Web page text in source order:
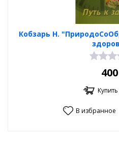
Кобзарь Н.
400
В избранное